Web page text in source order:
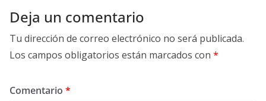
Deja un comentario
Tu dirección de correo electrónico no será publicada.
Los campos obligatorios están marcados con *
Comentario *